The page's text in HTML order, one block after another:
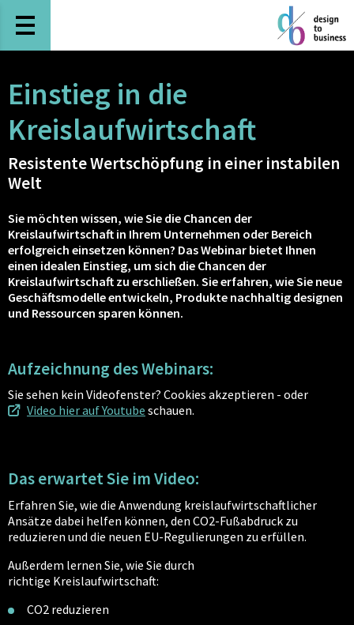
Einstieg in die
Kreislaufwirtschaft
Resistente Wertschöpfung in einer instabilen
Welt
Sie möchten wissen, wie Sie die Chancen der
Kreislaufwirtschaft in Ihrem Unternehmen oder Bereich
erfolgreich einsetzen können? Das Webinar bietet Ihnen
einen idealen Einstieg, um sich die Chancen der
Kreislaufwirtschaft zu erschließen. Sie erfahren, wie Sie neue
Geschäftsmodelle entwickeln, Produkte nachhaltig designen
und Ressourcen sparen können.
Aufzeichnung des Webinars:
Sie sehen kein Videofenster? Cookies akzeptieren - oder
Video hier auf Youtube schauen.
Das erwartet Sie im Video:
Erfahren Sie, wie die Anwendung kreislaufwirtschaftlicher
Ansätze dabei helfen können, den CO2-Fußabdruck zu
reduzieren und die neuen EU-Regulierungen zu erfüllen.
Außerdem lernen Sie, wie Sie durch
richtige Kreislaufwirtschaft:
CO2 reduzieren